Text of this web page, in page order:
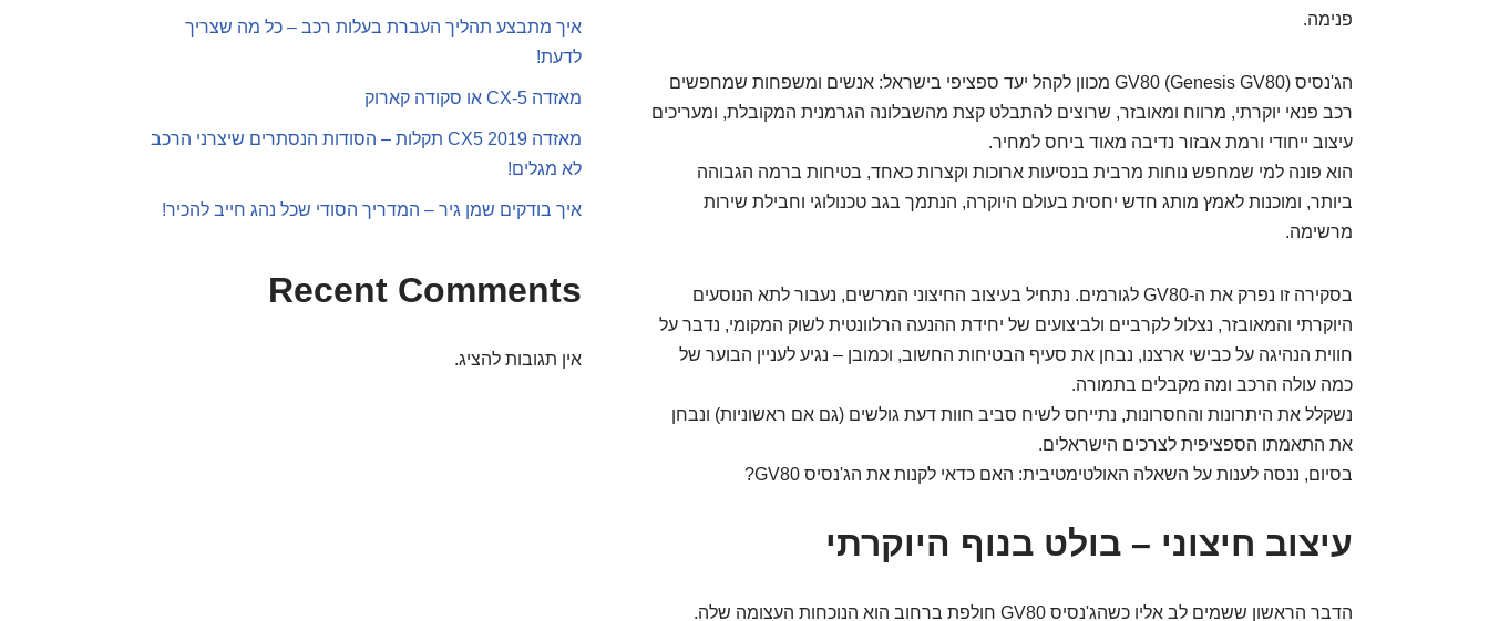
פנימה.
הג'נסיס GV80 (Genesis GV80) מכוון לקהל יעד ספציפי בישראל: אנשים ומשפחות שמחפשים
רכב פנאי יוקרתי, מרווח ומאובזר, שרוצים להתבלט קצת מהשבלונה הגרמנית המקובלת, ומעריכים
עיצוב ייחודי ורמת אבזור נדיבה מאוד ביחס למחיר.
הוא פונה למי שמחפש נוחות מרבית בנסיעות ארוכות וקצרות כאחד, בטיחות ברמה הגבוהה
ביותר, ומוכנות לאמץ מותג חדש יחסית בעולם היוקרה, הנתמך בגב טכנולוגי וחבילת שירות
מרשימה.
בסקירה זו נפרק את ה-GV80 לגורמים. נתחיל בעיצוב החיצוני המרשים, נעבור לתא הנוסעים
היוקרתי והמאובזר, נצלול לקרביים ולביצועים של יחידת ההנעה הרלוונטית לשוק המקומי, נדבר על
חווית הנהיגה על כבישי ארצנו, נבחן את סעיף הבטיחות החשוב, וכמובן – נגיע לעניין הבוער של
כמה עולה הרכב ומה מקבלים בתמורה.
נשקלל את היתרונות והחסרונות, נתייחס לשיח סביב חוות דעת גולשים (גם אם ראשוניות) ונבחן
את התאמתו הספציפית לצרכים הישראלים.
בסיום, ננסה לענות על השאלה האולטימטיבית: האם כדאי לקנות את הג'נסיס GV80?
עיצוב חיצוני – בולט בנוף היוקרתי
הדבר הראשון ששמים לב אליו כשהג'נסיס GV80 חולפת ברחוב הוא הנוכחות העצומה שלה.
איך מתבצע תהליך העברת בעלות רכב – כל מה שצריך
לדעת!
מאזדה CX-5 או סקודה קארוק
מאזדה CX5 2019 תקלות – הסודות הנסתרים שיצרני הרכב
לא מגלים!
איך בודקים שמן גיר – המדריך הסודי שכל נהג חייב להכיר!
Recent Comments
אין תגובות להציג.